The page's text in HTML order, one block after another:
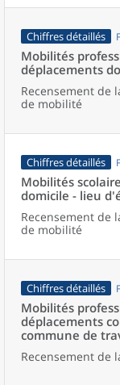
Chiffres détaillés
Mobilités
déplacements
Recensement de
de mobilité
Chiffres détaillés
Mobilités
domicile - lieu
Recensement de
de mobilité
Chiffres détaillés
Mobilités
déplacements
commune de
Recensement de